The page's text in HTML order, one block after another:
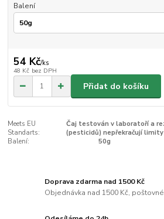
Balení
54 Kč/ks
48 Kč bez DPH
Přidat do košíku
Meets EU
Standarts:
Čaj testován v laboratoří a
(pesticidů) nepřekračují limity
Balení:
50g
Doprava zdarma nad 1500 Kč
Objednávka nad 1500 Kč,